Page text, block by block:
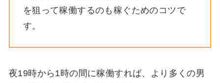
を狙って稼働するのも稼ぐためのコツで
す。
夜19時から1時の間に稼働すれば、より多くの男